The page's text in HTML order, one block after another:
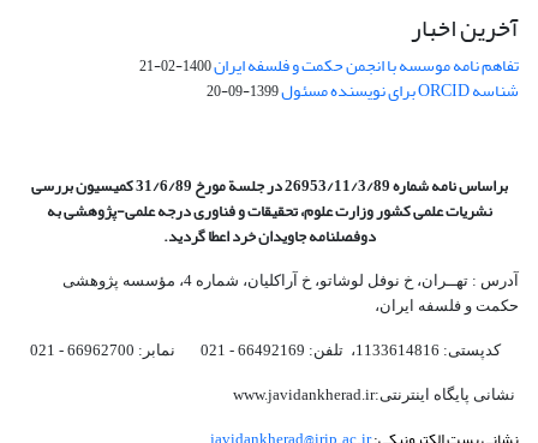
آخرین اخبار
تفاهم نامه موسسه با انجمن حکمت و فلسفه ایران1400-02-21
شناسه ORCID برای نویسنده مسئول 1399-09-20
براساس نامه شماره 26953/11/3/89 در جلسة مورخ 31/6/89 کمیسیون
بررسی
نشریات علمی کشور وزارت علوم، تحقیقات و فناوری درجه علمی‌-پژوهشیبه
دوفصلنامه جاویدان خرد اعطا گردید.
آدرس : تهــران، خ نوفل لوشاتو، خ آراکلیان، شماره 4،‌ مؤسسه پژوهشی
حکمت و فلسفه ایران،‌
کدپستی: 1133614816، تلفن: 66492169 - 021 نمابر: 66962700 - 021
نشانی پایگاه اینترنتی:www.javidankherad.ir